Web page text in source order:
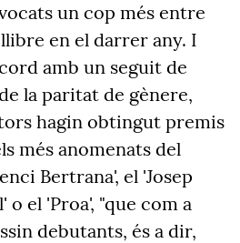
un cop més entre
en el darrer any. I
amb un seguit de
la paritat de gènere,
hagin obtingut premis
més anomenats del
Bertrana', el 'Josep
o el 'Proa', "que com a
debutants, és a dir,